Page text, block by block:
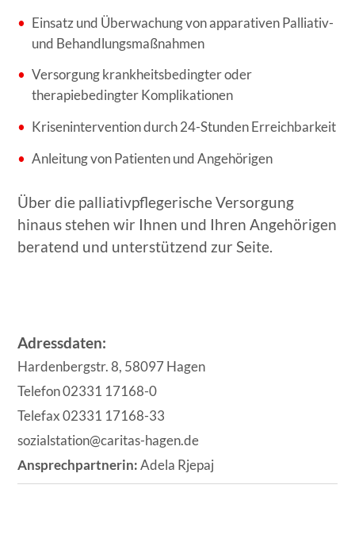
Einsatz und Überwachung von apparativen Palliativ-
und Behandlungsmaßnahmen
Versorgung krankheitsbedingter oder
therapiebedingter Komplikationen
Krisenintervention durch 24-Stunden Erreichbarkeit
Anleitung von Patienten und Angehörigen
Über die palliativpflegerische Versorgung
hinaus stehen wir Ihnen und Ihren Angehörigen
beratend und unterstützend zur Seite.
Adressdaten:
Hardenbergstr. 8, 58097 Hagen
Telefon 02331 17168-0
Telefax 02331 17168-33
sozialstation@caritas-hagen.de
Ansprechpartnerin:Adela Rjepaj